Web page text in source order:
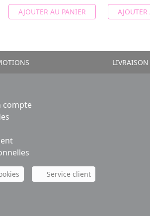
AJOUTER AU PANIER
LIVRAISON
compte
Service client